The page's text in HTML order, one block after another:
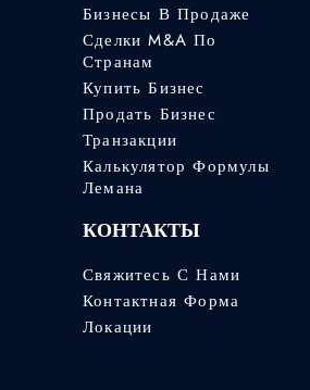
Бизнесы В Продаже
Сделки M&A По
Странам
Купить Бизнес
Продать Бизнес
Транзакции
Калькулятор Формулы
Лемана
КОНТАКТЫ
Свяжитесь С Нами
Контактная Форма
Локации